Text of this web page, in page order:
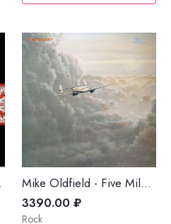
Mike Oldfield - Five Miles Out
3390.00 ₽
Rock